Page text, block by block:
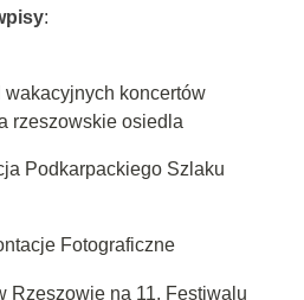
:
wakacyjnych koncertów
rzeszowskie osiedla
Podkarpackiego Szlaku
Fotograficzne
Rzeszowie na 11. Festiwalu